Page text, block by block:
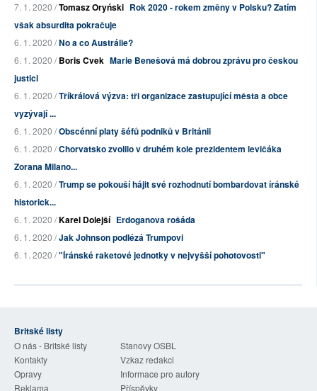
7. 1. 2020 /Tomasz Oryński Rok 2020 - rokem změny v Polsku? Zatím
však absurdita pokračuje
6. 1. 2020 /No a co Austrálie?
6. 1. 2020 /Boris Cvek Marie Benešová má dobrou zprávu pro českou
justici
6. 1. 2020 /Tříkrálová výzva: tři organizace zastupující města a obce
vyzývají ...
6. 1. 2020 /Obscénní platy šéfů podniků v Británii
6. 1. 2020 /Chorvatsko zvolilo v druhém kole prezidentem levičáka
Zorana Milano...
6. 1. 2020 /Trump se pokouší hájit své rozhodnutí bombardovat íránské
historick...
6. 1. 2020 /Karel Dolejší Erdoganova rošáda
6. 1. 2020 /Jak Johnson podlézá Trumpovi
6. 1. 2020 /"Íránské raketové jednotky v nejvyšší pohotovosti"
Britské listy
O nás - Britské listy
Stanovy OSBL
Kontakty
Vzkaz redakci
Opravy
Informace pro autory
Reklama
Příspěvky